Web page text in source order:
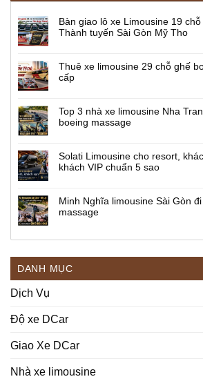
Bàn giao lô xe Limousine 19
Thành tuyến Sài Gòn Mỹ Tho
Thuê xe limousine 29 chỗ ghế
cấp
Top 3 nhà xe limousine Nha
boeing massage
Solati Limousine cho resort,
khách VIP chuẩn 5 sao
Minh Nghĩa limousine Sài Gòn
massage
DANH MỤC
Dịch Vụ
Độ xe DCar
Giao Xe DCar
Nhà xe limousine